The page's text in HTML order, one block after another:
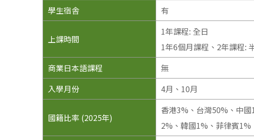
學生宿舎
有
上課時間
1年課程: 全日
1年6個月課程、2年課程:
商業日本語課程
無
入學月份
4月、10月
國籍比率 (2025年)
香港3%、台灣50%、中
2%、韓國1%、菲律賓1%